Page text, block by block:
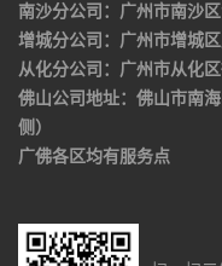
南沙分公司：广州市南沙
增城分公司：广州市增城
从化分公司：广州市从化
佛山公司地址：佛山市南
侧）
广佛各区均有服务点